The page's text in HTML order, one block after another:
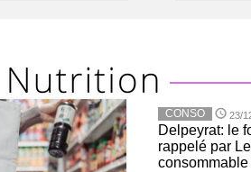
CONSO 23/
Delpeyrat: le
rappelé par
consommable